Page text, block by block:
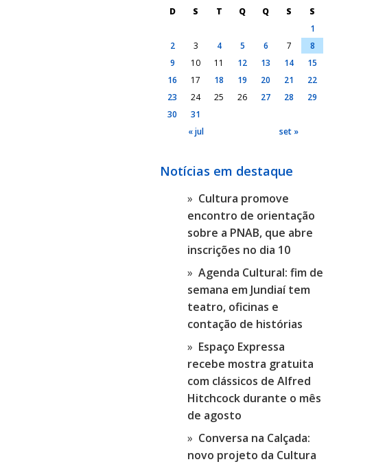
D S T Q Q S
S
1
2
3 4 5 6 7
8
9
10 11 12 13 14
15
16
17 18 19 20 21
22
23
24 25 26 27 28
29
30
31
« jul
set »
Notícias em destaque
Cultura promove
encontro de orientação
sobre a PNAB, que abre
inscrições no dia 10
Agenda Cultural: fim de
semana em Jundiaí tem
teatro, oficinas e
contação de histórias
Espaço Expressa
recebe mostra gratuita
com clássicos de Alfred
Hitchcock durante o mês
de agosto
Conversa na Calçada:
novo projeto da Cultura